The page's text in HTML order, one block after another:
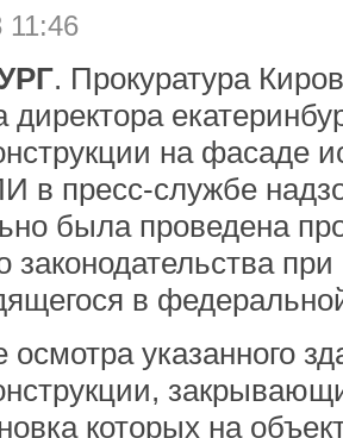
11:46
. Прокуратура
на фасаде
в пресс-службе
была проведена
законодательства
в
осмотра указанного
которых на